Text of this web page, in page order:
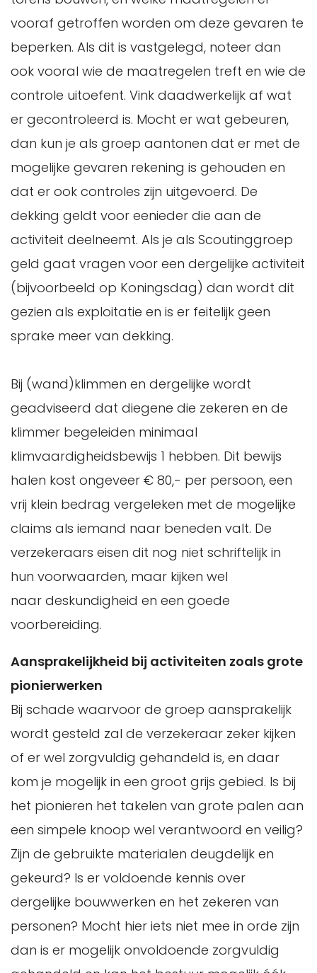
vooraf getroffen worden om deze gevaren te
beperken. Als dit is vastgelegd, noteer dan
ook vooral wie de maatregelen treft en wie de
controle uitoefent. Vink daadwerkelijk af wat
er gecontroleerd is. Mocht er wat gebeuren,
dan kun je als groep aantonen dat er met de
mogelijke gevaren rekening is gehouden en
dat er ook controles zijn uitgevoerd. De
dekking geldt voor eenieder die aan de
activiteit deelneemt. Als je als Scoutinggroep
geld gaat vragen voor een dergelijke activiteit
(bijvoorbeeld op Koningsdag) dan wordt dit
gezien als exploitatie en is er feitelijk geen
sprake meer van dekking.
Bij (wand)klimmen en dergelijke wordt
geadviseerd dat diegene die zekeren en de
klimmer begeleiden minimaal
klimvaardigheidsbewijs 1 hebben. Dit bewijs
halen kost ongeveer € 80,- per persoon, een
vrij klein bedrag vergeleken met de mogelijke
claims als iemand naar beneden valt. De
verzekeraars eisen dit nog niet schriftelijk in
hun voorwaarden, maar kijken wel
naar deskundigheid en een goede
voorbereiding.
Aansprakelijkheid bij activiteiten zoals grote
pionierwerken
Bij schade waarvoor de groep aansprakelijk
wordt gesteld zal de verzekeraar zeker kijken
of er wel zorgvuldig gehandeld is, en daar
kom je mogelijk in een groot grijs gebied. Is bij
het pionieren het takelen van grote palen aan
een simpele knoop wel verantwoord en veilig?
Zijn de gebruikte materialen deugdelijk en
gekeurd? Is er voldoende kennis over
dergelijke bouwwerken en het zekeren van
personen? Mocht hier iets niet mee in orde zijn
dan is er mogelijk onvoldoende zorgvuldig